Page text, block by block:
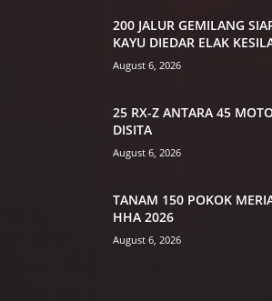
200 JALUR GEMILANG
KAYU DIEDAR ELAK
August 6, 2026
25 RX-Z ANTARA 45
DISITA
August 6, 2026
TANAM 150 POKOK
HHA 2026
August 6, 2026